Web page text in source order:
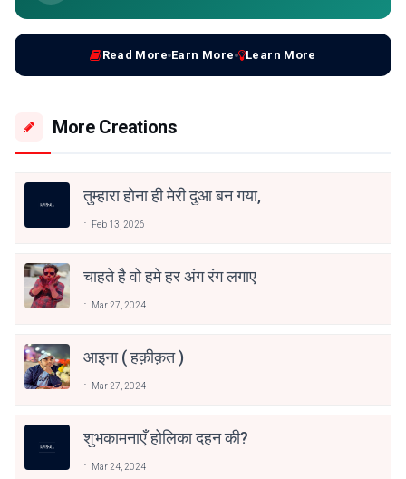
Read More Earn More Learn More
More Creations
तुम्हारा होना ही मेरी दुआ बन गया,
Feb 13, 2026
चाहते है वो हमे हर अंग रंग लगाए
Mar 27, 2024
आइना ( हक़ीक़त )
Mar 27, 2024
शुभकामनाएँ होलिका दहन की?
Mar 24, 2024